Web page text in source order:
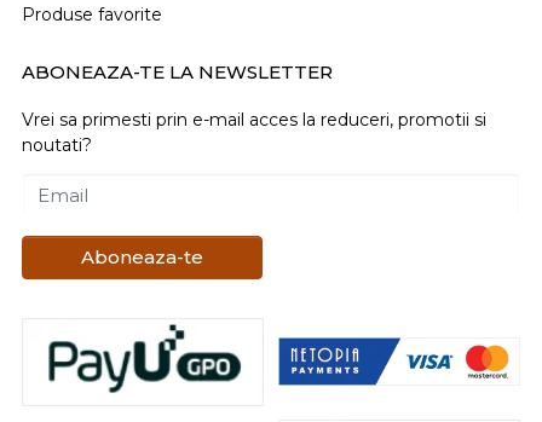
Produse favorite
ABONEAZA-TE LA NEWSLETTER
Vrei sa primesti prin e-mail acces la reduceri, promotii si
noutati?
Email
Aboneaza-te